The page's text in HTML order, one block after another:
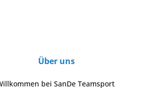
Über uns
bei SanDe Teamsport